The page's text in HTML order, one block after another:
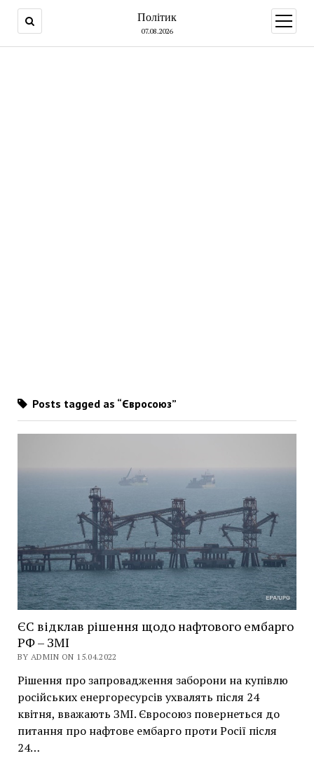
Політик
07.08.2026
open
menu
Posts tagged as “Євросоюз”
ЄС відклав рішення щодо нафтового ембарго
РФ – ЗМІ
BY ADMIN ON 15.04.2022
Рішення про запровадження заборони на купівлю
російських енергоресурсів ухвалять після 24
квітня, вважають ЗМІ. Євросоюз повернеться до
питання про нафтове ембарго проти Росії після
24…